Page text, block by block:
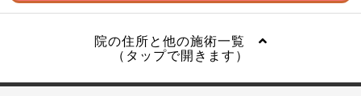
院の住所と他の施術一覧
（タップで開きます）